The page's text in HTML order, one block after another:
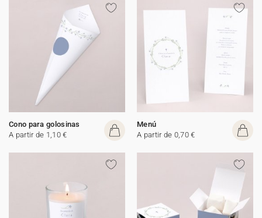
Cono para golosinas
A partir de 1,10 €
Menú
A partir de 0,70 €